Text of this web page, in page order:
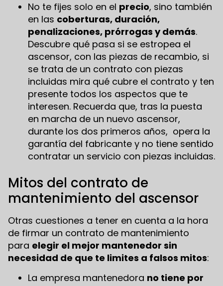
No te fijes solo en el precio, sino también
en las coberturas, duración,
penalizaciones, prórrogas y demás.
Descubre qué pasa si se estropea el
ascensor, con las piezas de recambio, si
se trata de un contrato con piezas
incluidas mira qué cubre el contrato y ten
presente todos los aspectos que te
interesen. Recuerda que, tras la puesta
en marcha de un nuevo ascensor,
durante los dos primeros años, opera la
garantía del fabricante y no tiene sentido
contratar un servicio con piezas incluidas.
Mitos del contrato de
mantenimiento del ascensor
Otras cuestiones a tener en cuenta a la hora
de firmar un contrato de mantenimiento
para elegir el mejor mantenedor sin
necesidad de que te limites a falsos mitos:
La empresa mantenedora no tiene por